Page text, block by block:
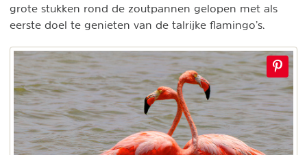
grote stukken rond de zoutpannen gelopen met als
eerste doel te genieten van de talrijke flamingo’s.